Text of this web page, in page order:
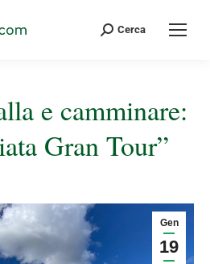
Cerca:
Cerca
e camminare:
Gran Tour”
Gen
19